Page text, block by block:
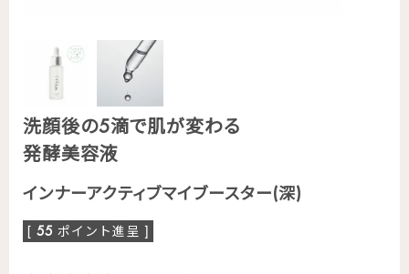
洗顔後の5滴で肌が変わる
発酵美容液
インナーアクティブマイブースター(深)
55 ポイント進呈 ]